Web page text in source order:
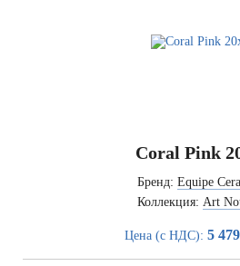
Coral Pink
Бренд: Equipe
Коллекция: Art
Цена (с НДС): 5 479